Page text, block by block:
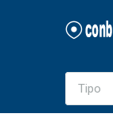
Tipo